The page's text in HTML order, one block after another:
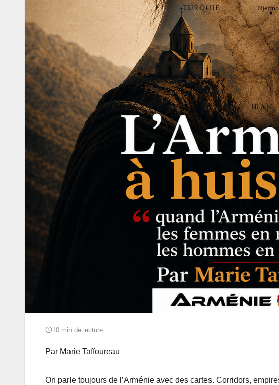
10 min de lecture
Par Marie Taffoureau
On parle toujours de l’Arménie avec des cartes. Corridors,